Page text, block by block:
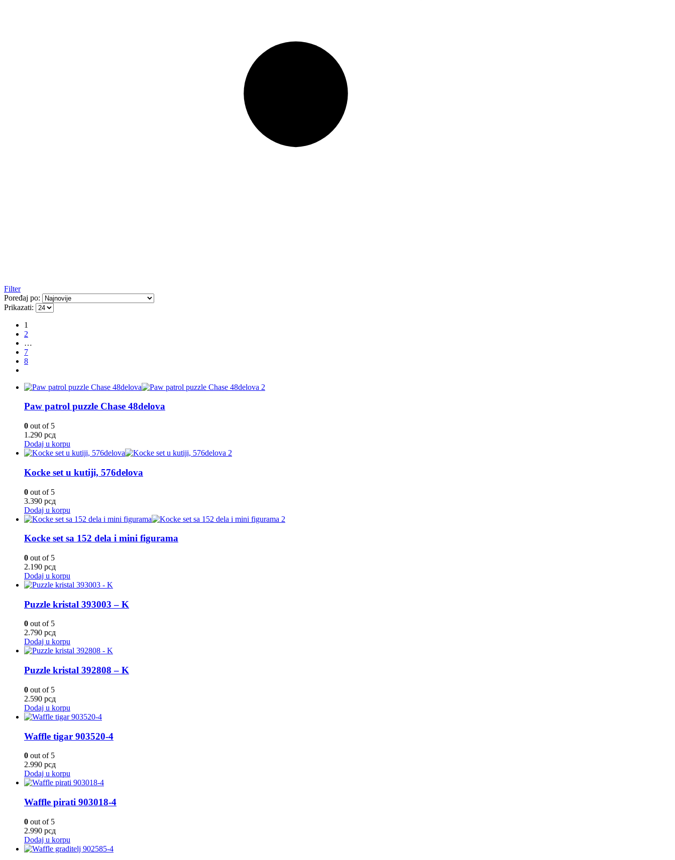
Filter
Poređaj po:
Prikazati:
1
2
…
7
8
Paw patrol puzzle Chase 48delova
0 out of 5
1.290 рсд
Dodaj u korpu
Kocke set u kutiji, 576delova
0 out of 5
3.390 рсд
Dodaj u korpu
Kocke set sa 152 dela i mini figurama
0 out of 5
2.190 рсд
Dodaj u korpu
Puzzle kristal 393003 – K
0 out of 5
2.790 рсд
Dodaj u korpu
Puzzle kristal 392808 – K
0 out of 5
2.590 рсд
Dodaj u korpu
Waffle tigar 903520-4
0 out of 5
2.990 рсд
Dodaj u korpu
Waffle pirati 903018-4
0 out of 5
2.990 рсд
Dodaj u korpu